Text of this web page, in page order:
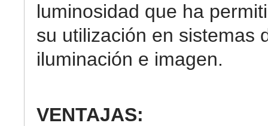
luminosidad que ha
su utilización en sistemas
iluminación e imagen.
VENTAJAS: